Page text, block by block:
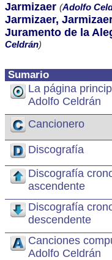
Sumario
La página
Adolfo Celdrán
Cancionero
Discografía
Discografía
ascendente
Discografía
descendente
Canciones
Adolfo Celdrán
Jarmizaer (Adolfo
Jarmizaer,
Juramento de la
Celdrán)